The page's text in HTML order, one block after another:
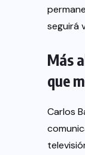
seguirá
Más
que
Carlos